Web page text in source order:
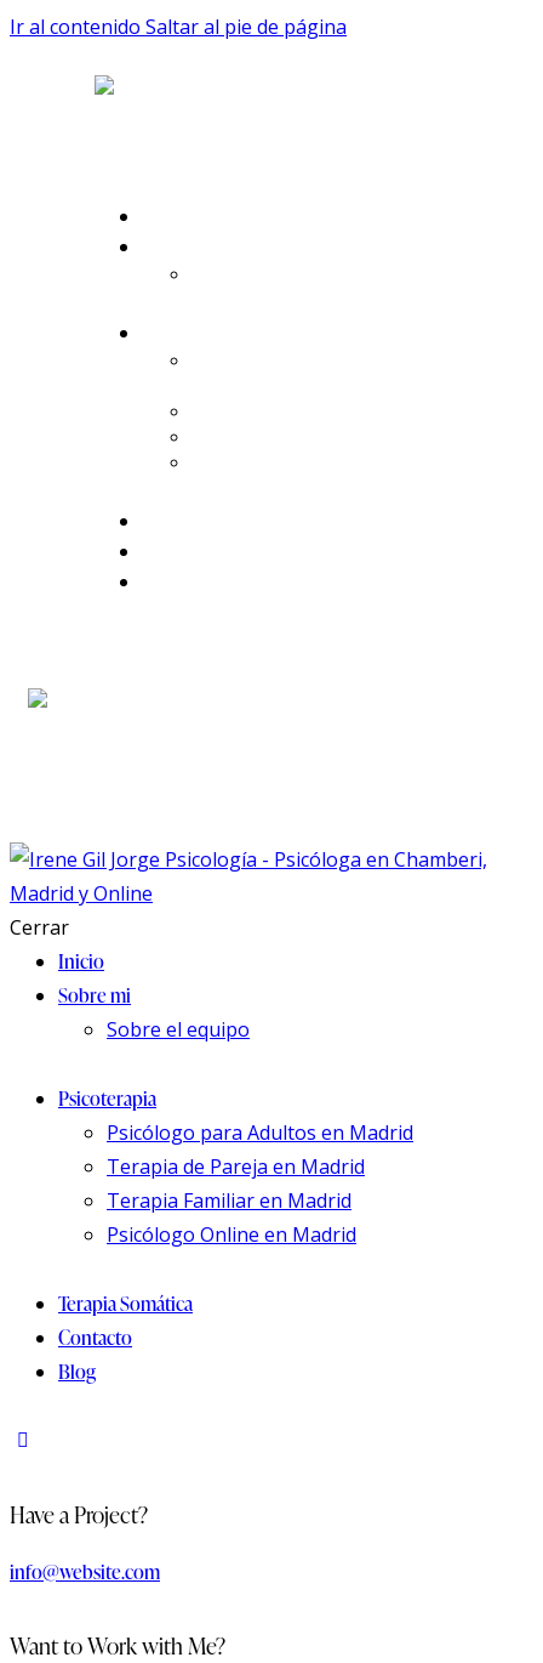
Ir al contenido Saltar al pie de página
Cerrar
Inicio
Sobre mi
Sobre el equipo
Psicoterapia
Psicólogo para Adultos en Madrid
Terapia de Pareja en Madrid
Terapia Familiar en Madrid
Psicólogo Online en Madrid
Terapia Somática
Contacto
Blog
Have a Project?
info@website.com
Want to Work with Me?